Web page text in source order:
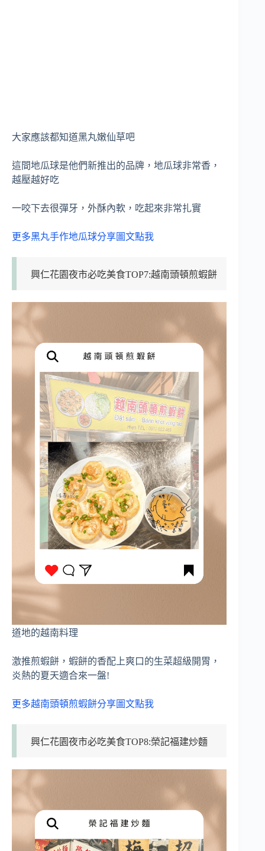
大家應該都知道黑丸嫩仙草吧
這間地瓜球是他們新推出的品牌，地瓜球非常香，
越壓越好吃
一咬下去很彈牙，外酥內軟，吃起來非常扎實
更多黑丸手作地瓜球分享圖文點我
興仁花園夜市必吃美食TOP7:越南頭頓煎蝦餅
道地的越南料理
激推煎蝦餅，蝦餅的香配上爽口的生菜超級開胃，
炎熱的夏天適合來一盤!
更多越南頭頓煎蝦餅分享圖文點我
興仁花園夜市必吃美食TOP8:榮記福建炒麵